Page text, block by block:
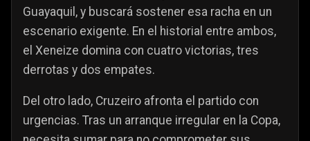
Guayaquil, y buscará sostener esa racha en un
escenario exigente. En el historial entre ambos,
el Xeneize domina con cuatro victorias, tres
derrotas y dos empates.
Del otro lado, Cruzeiro afronta el partido con
urgencias. Tras un arranque irregular en la Copa,